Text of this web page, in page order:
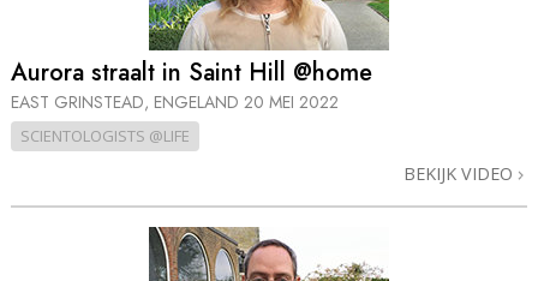
Aurora straalt in Saint Hill @home
EAST GRINSTEAD, ENGELAND 20 MEI 2022
SCIENTOLOGISTS @LIFE
BEKIJK VIDEO